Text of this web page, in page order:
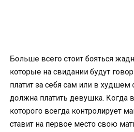
Больше всего стоит бояться
которые на свидании будут
платит за себя сам или в худшем
должна платить девушка. Когда
которого всегда контролирует
ставит на первое место свою